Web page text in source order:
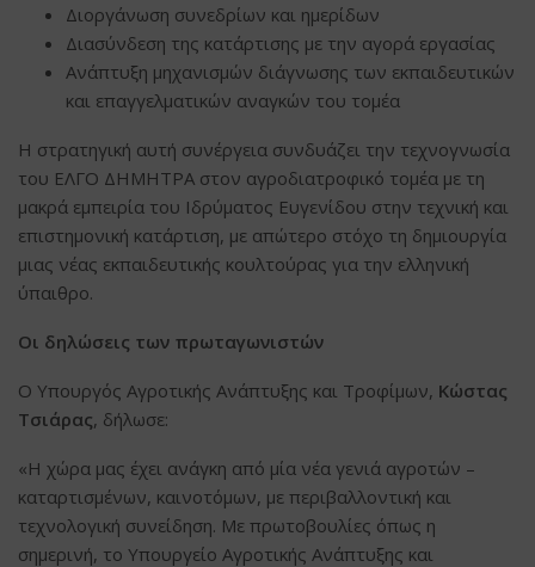
Διοργάνωση συνεδρίων και ημερίδων
Διασύνδεση της κατάρτισης με την αγορά εργασίας
Ανάπτυξη μηχανισμών διάγνωσης των εκπαιδευτικών
και επαγγελματικών αναγκών του τομέα
Η στρατηγική αυτή συνέργεια συνδυάζει την τεχνογνωσία
του ΕΛΓΟ ΔΗΜΗΤΡΑ στον αγροδιατροφικό τομέα με τη
μακρά εμπειρία του Ιδρύματος Ευγενίδου στην τεχνική και
επιστημονική κατάρτιση, με απώτερο στόχο τη δημιουργία
μιας νέας εκπαιδευτικής κουλτούρας για την ελληνική
ύπαιθρο.
Οι δηλώσεις των πρωταγωνιστών
Ο Υπουργός Αγροτικής Ανάπτυξης και Τροφίμων, Κώστας
Τσιάρας, δήλωσε:
«Η χώρα μας έχει ανάγκη από μία νέα γενιά αγροτών –
καταρτισμένων, καινοτόμων, με περιβαλλοντική και
τεχνολογική συνείδηση. Με πρωτοβουλίες όπως η
σημερινή, το Υπουργείο Αγροτικής Ανάπτυξης και